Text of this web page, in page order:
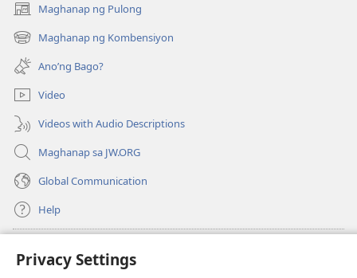
Privacy Settings
Maghanap ng Pulong
(may
bubukas
na
bagong
window)
Maghanap ng Kombensiyon
(may
bubukas
na
bagong
window)
Ano’ng Bago?
Video
Videos with Audio Descriptions
Maghanap sa JW.ORG
Global Communication
Help
(may